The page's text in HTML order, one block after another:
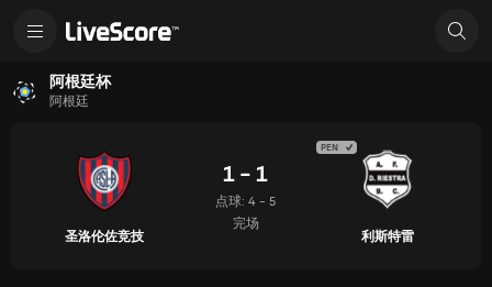
阿根廷杯
阿根廷
圣洛伦佐竞技
1 - 1
点球: 4 - 5
完场
PEN
利斯特雷